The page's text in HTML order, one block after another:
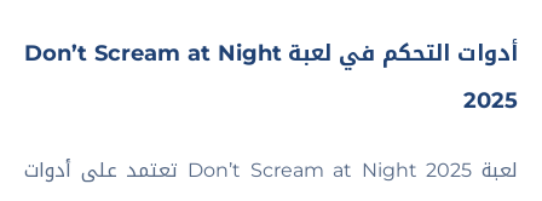
أدوات التحكم في لعبة Don’t Scream at Night
2025
لعبة Don’t Scream at Night 2025 تعتمد على أدوات